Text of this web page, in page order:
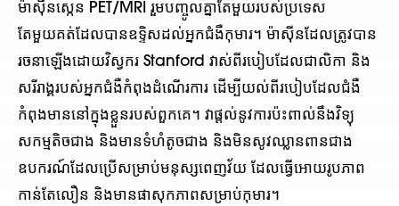
ម៉ាស៊ីនស្កេន PET/MRI រួមបញ្ចូលគ្នាតែមួយរបស់ប្រទេស
តែមួយគត់ដែលបានឧទ្ទិសដល់អ្នកជំងឺកុមារ។ ម៉ាស៊ីនដែលត្រូវបាន
រចនាឡើងដោយវិស្វករ Stanford វាស់ពីរបៀបដែលជាលិកា និង
សរីរាង្គរបស់អ្នកជំងឺកំពុងដំណើរការ ដើម្បីយល់ពីរបៀបដែលជំងឺ
កំពុងមាននៅក្នុងខ្លួនរបស់ពួកគេ។ វាផ្តល់នូវការប៉ះពាល់នឹងវិទ្យុ
សកម្មតិចជាង និងមានទំហំតូចជាង និងមិនសូវឈ្លានពានជាង
ឧបករណ៍ដែលប្រើសម្រាប់មនុស្សពេញវ័យ ដែលធ្វើអោយរូបភាព
កាន់តែលឿន និងមានផាសុកភាពសម្រាប់កុមារ។